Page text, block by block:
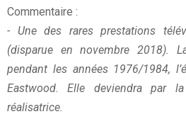
Commentaire :
- Une des rares prestations
(disparue en novembre 2018).
pendant les années 1976/1984,
Eastwood. Elle deviendra par
réalisatrice.